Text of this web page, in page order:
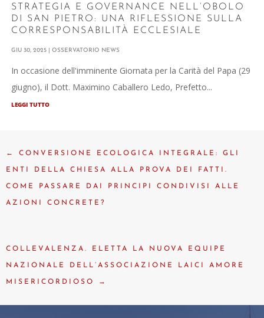
STRATEGIA E GOVERNANCE NELL’OBOLO
DI SAN PIETRO: UNA RIFLESSIONE SULLA
CORRESPONSABILITÀ ECCLESIALE
GIU 30, 2025 OSSERVATORIO NEWS
In occasione dell'imminente Giornata per la Carità del Papa (29
giugno), il Dott. Maximino Caballero Ledo, Prefetto...
LEGGI TUTTO
← CONVERSIONE ECOLOGICA INTEGRALE: GLI
ENTI DELLA CHIESA ALLA PROVA DEI FATTI.
COME PASSARE DAI PRINCIPI CONDIVISI ALLE
AZIONI CONCRETE?
COLLEVALENZA. ELETTA LA NUOVA EQUIPE
NAZIONALE DELL’ASSOCIAZIONE LAICI AMORE
MISERICORDIOSO →